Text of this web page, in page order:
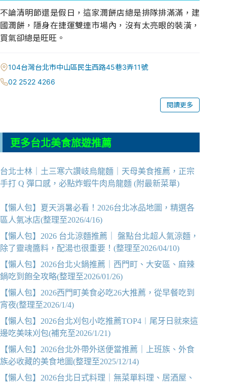
不論清明節還是假日，這家潤餅店總是排隊排滿滿，建
國潤餅，隱身在捷運雙連市場內，沒有太亮眼的裝潢，
買氣卻總是旺旺。
104台灣台北市中山區民生西路45巷3弄11號
02 2522 4266
閱讀更多
更多台北美食旅遊推薦
台北士林｜土三寒六讚岐烏龍麵｜天母美食推薦，正宗
手打 Q 彈口感，必點炸蝦牛肉烏龍麵 (附最新菜單)
【懶人包】夏天消暑必看！2026台北冰品地圖，精選各
區人氣冰店(整理至2026/4/16)
【懶人包】2026 台北涼麵推薦｜ 盤點台北超人氣涼麵，
除了靈魂醬料，配湯也很重要！(整理至2026/04/10)
【懶人包】2026台北火鍋推薦｜西門町、大安區、麻辣
鍋吃到飽全攻略(整理至2026/01/26)
【懶人包】2026西門町美食必吃26大推薦，從早餐吃到
宵夜(整理至2026/1/4)
【懶人包】2026台北刈包小吃推薦TOP4︱尾牙日就來這
邊吃美味刈包(補充至2026/1/21)
【懶人包】2026台北外帶外送便當推薦｜上班族、外食
族必收藏的美食地圖(整理至2025/12/14)
【懶人包】2026台北日式料理｜無菜單料理、居酒屋、